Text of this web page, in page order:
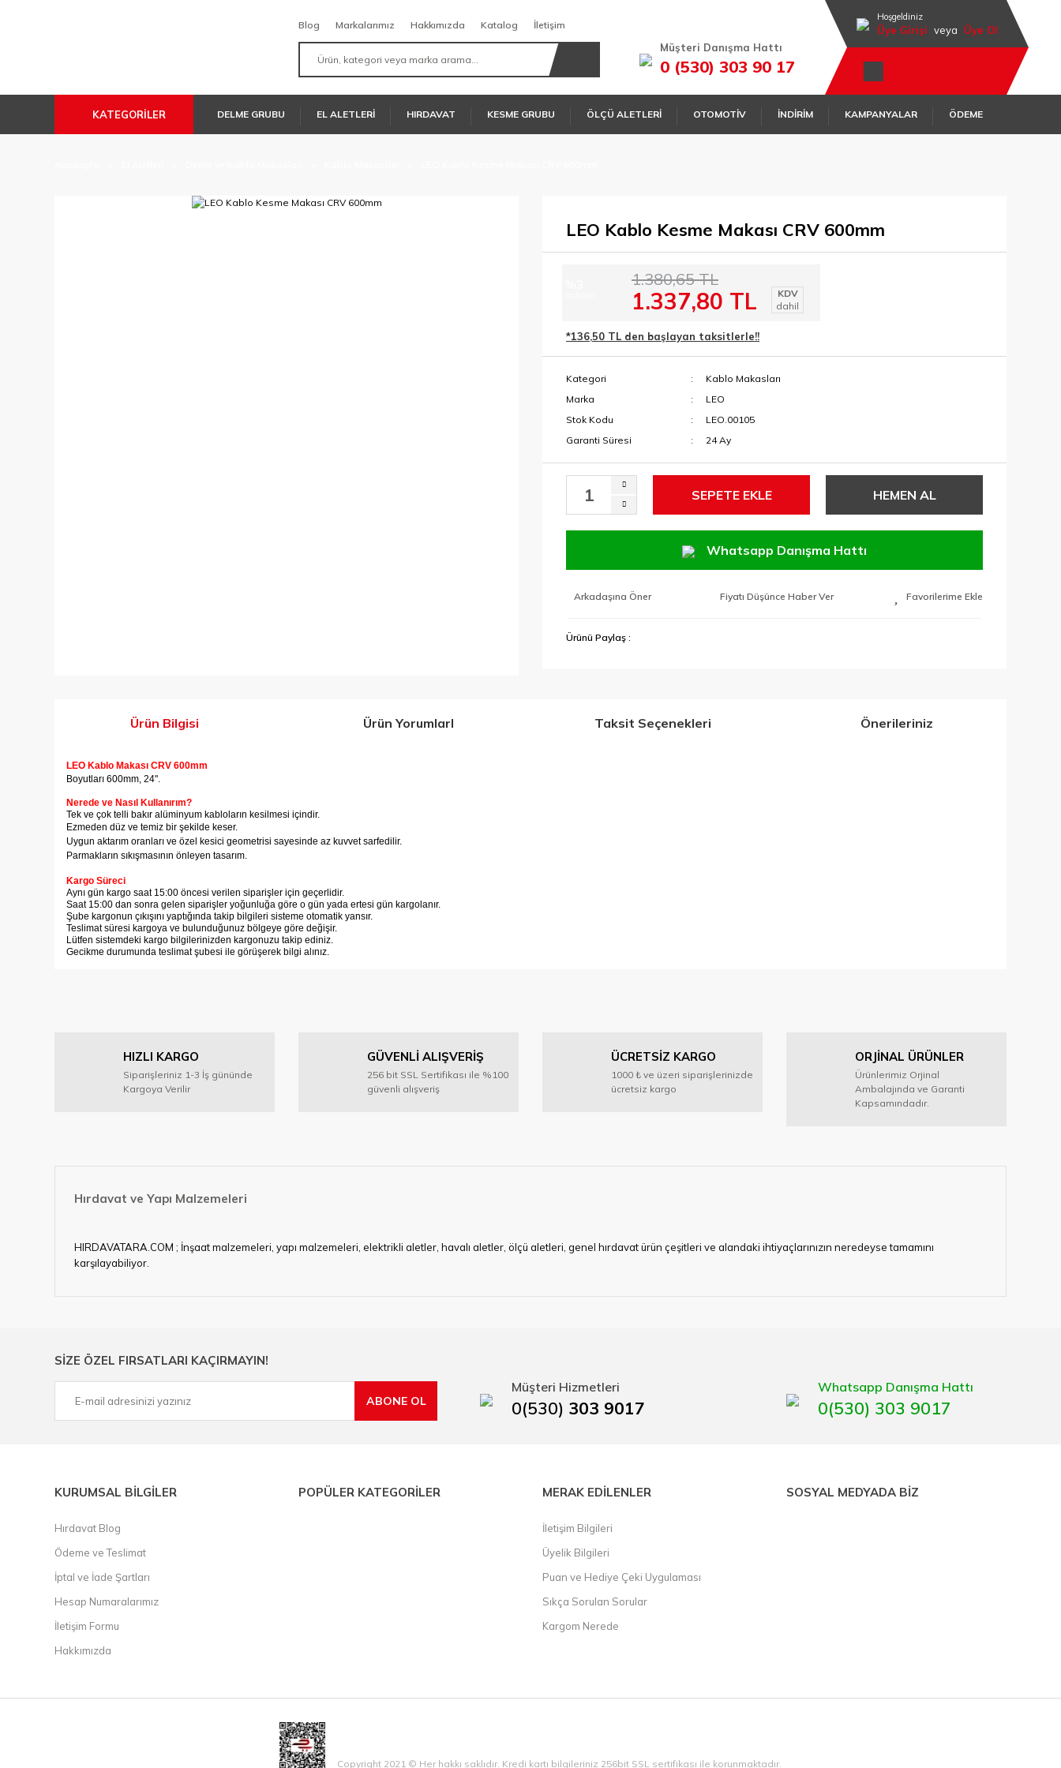
Blog Markalarımız Hakkımızda Katalog İletişim
Müşteri Danışma Hattı
0 (530) 303 90 17
Hoşgeldiniz
Üye Girişi veya Üye Ol
KATEGORİLER DELME GRUBU EL ALETLERİ HIRDAVAT KESME GRUBU ÖLÇÜ ALETLERİ OTOMOTİV İNDİRİM KAMPANYALAR ÖDEME
LEO Kablo Kesme Makası CRV 600mm
1.380,65 TL
1.337,80 TL
KDV
dahil
*136,50 TL den başlayan taksitlerle!!
Kategori
Kablo Makasları
Marka
LEO
Stok Kodu
LEO.00105
Garanti Süresi
24 Ay
SEPETE EKLE HEMEN AL
Whatsapp Danışma Hattı
Arkadaşına Öner Fiyatı Düşünce Haber Ver
Ürünü Paylaş :
Ürün Bilgisi Ürün YorumlarI Taksit Seçenekleri Önerileriniz
LEO Kablo Makası CRV 600mm
Boyutları 600mm, 24".
Nerede ve Nasıl Kullanırım?
Tek ve çok telli bakır alüminyum kabloların kesilmesi içindir.
Ezmeden düz ve temiz bir şekilde keser.
Uygun aktarım oranları ve özel kesici geometrisi sayesinde az kuvvet sarfedilir.
Parmakların sıkışmasının önleyen tasarım.
Kargo Süreci
Aynı gün kargo saat 15:00 öncesi verilen siparişler için geçerlidir.
Saat 15:00 dan sonra gelen siparişler yoğunluğa göre o gün yada ertesi gün kargolanır.
Şube kargonun çıkışını yaptığında takip bilgileri sisteme otomatik yansır.
Teslimat süresi kargoya ve bulunduğunuz bölgeye göre değişir.
Lütfen sistemdeki kargo bilgilerinizden kargonuzu takip ediniz.
Gecikme durumunda teslimat şubesi ile görüşerek bilgi alınız.
Ürün bilgilerinde hatalar bulunuyor.
HIZLI KARGO
Siparişleriniz 1-3 İş gününde
Kargoya Verilir
GÜVENLİ ALIŞVERİŞ
256 bit SSL Sertifikası ile %100
güvenli alışveriş
ÜCRETSİZ KARGO
1000 ₺ ve üzeri siparişlerinizde
ücretsiz kargo
ORJİNAL ÜRÜNLER
Ürünlerimiz Orjinal
Ambalajında ve Garanti
Kapsamındadır.
Hırdavat ve Yapı Malzemeleri
HIRDAVATARA.COM ; İnşaat malzemeleri, yapı malzemeleri, elektrikli aletler, havalı aletler, ölçü aletleri, genel hırdavat ürün çeşitleri ve alandaki ihtiyaçlarınızın neredeyse tamamını
karşılayabiliyor.
çelik cetvel, tel fırça, kalem havya, karot uç, pafta takımları, boru kesiciler, çektirme, kablo makası, pürmüz, lazerli mesafe ölçme.
SİZE ÖZEL FIRSATLARI KAÇIRMAYIN!
ABONE OL
Müşteri Hizmetleri
0(530) 303 9017
Whatsapp Danışma Hattı
0(530) 303 9017
KURUMSAL BİLGİLER
Hırdavat Blog
Ödeme ve Teslimat
İptal ve İade Şartları
Hesap Numaralarımız
İletişim Formu
Hakkımızda
POPÜLER KATEGORİLER MERAK EDİLENLER
İletişim Bilgileri
Üyelik Bilgileri
Puan ve Hediye Çeki Uygulaması
Sıkça Sorulan Sorular
Kargom Nerede
SOSYAL MEDYADA BİZ
Copyright 2021 © Her hakkı saklıdır. Kredi kartı bilgileriniz 256bit SSL sertifikası ile korunmaktadır.